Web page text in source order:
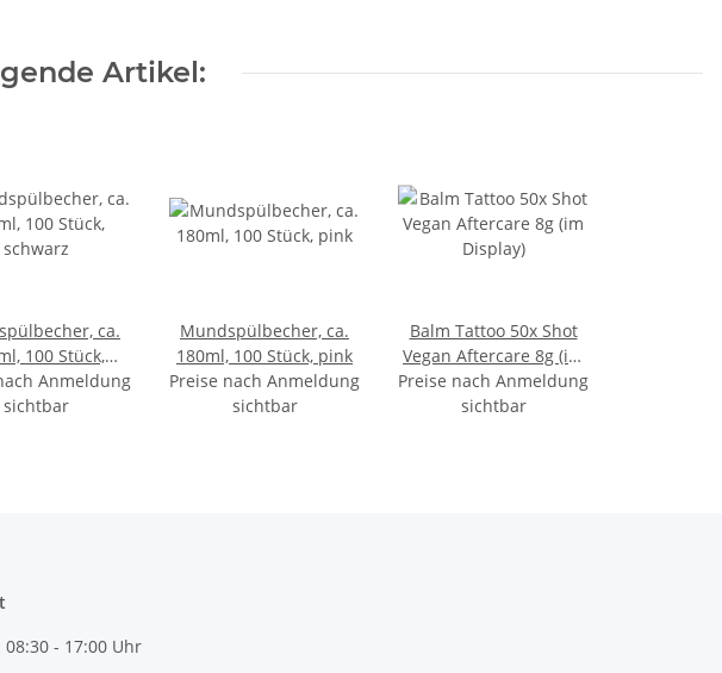
Artikel:
ca.
100 Stück,
schwarzAnmeldung
sichtbar
Mundspülbecher, ca.
180ml, 100 Stück, pink
Preise nach Anmeldung
sichtbar
Balm Tattoo 50x Shot
Vegan Aftercare 8g (im
Display)
Preise nach Anmeldung
sichtbar
08:30 - 17:00 Uhr